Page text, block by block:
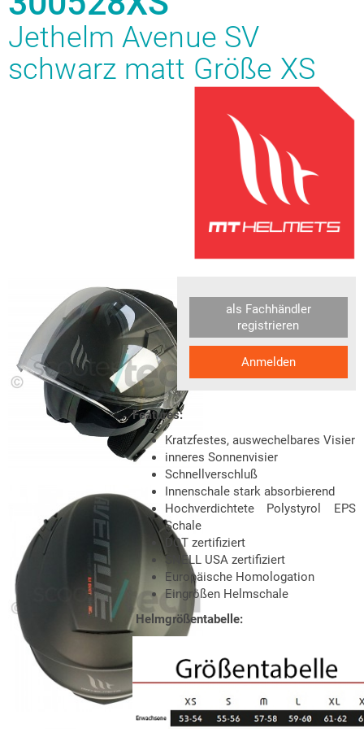
Jethelm Avenue SV
schwarz matt Größe XS
als Fachhändler
registrieren
Anmelden
Features:
Kratzfestes, auswechelbares Visier
inneres Sonnenvisier
Schnellverschluß
Innenschale stark absorbierend
Hochverdichtete Polystyrol EPS
Schale
DOT zertifiziert
SNELL USA zertifiziert
Europäische Homologation
Eingrößen Helmschale
Helmgrößentabelle: